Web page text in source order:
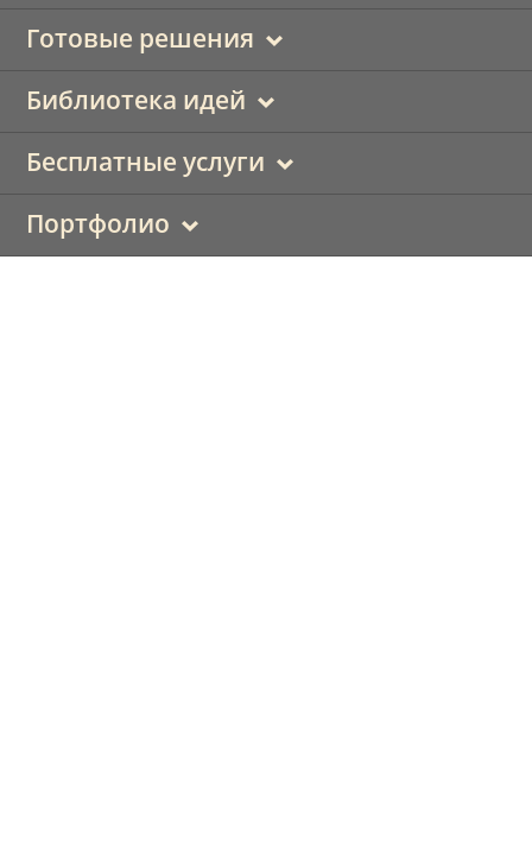
Готовые решения
Библиотека идей
Бесплатные услуги
Портфолио